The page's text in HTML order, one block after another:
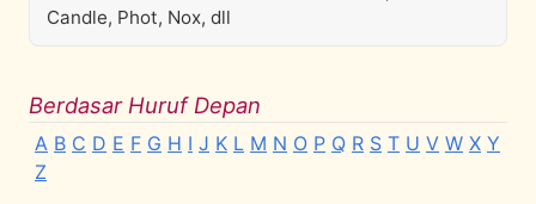
Candle, Phot, Nox, dll
Berdasar Huruf Depan
A B C D E F G H I J K L M N O P Q R S T U V W X Y
Z